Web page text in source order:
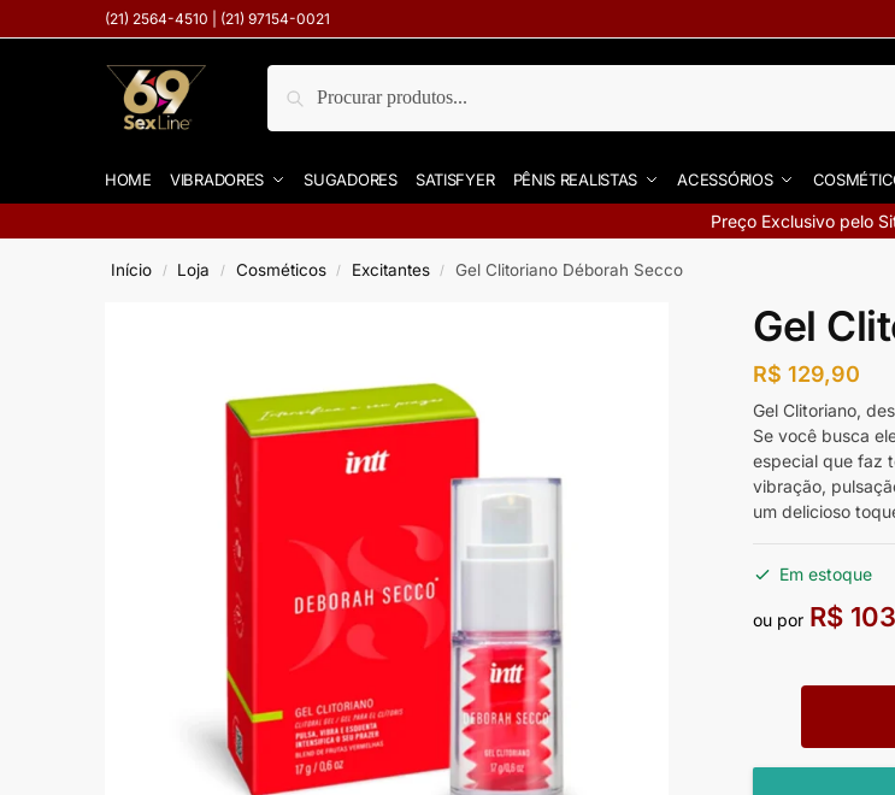
(21) 2564-4510 | (21) 97154-0021
Pesquisar
HOME VIBRADORES SUGADORES SATISFYER PÊNIS REALISTAS ACESSÓRIOS
Preço Exclusivo pelo
Início / Loja / Cosméticos / Excitantes / Gel Clitoriano Déborah Secco
Gel
R$ 129,90
Gel Clitoriano,
Se você busca
especial que faz
vibração,
um delicioso
Em estoque
ou por R$